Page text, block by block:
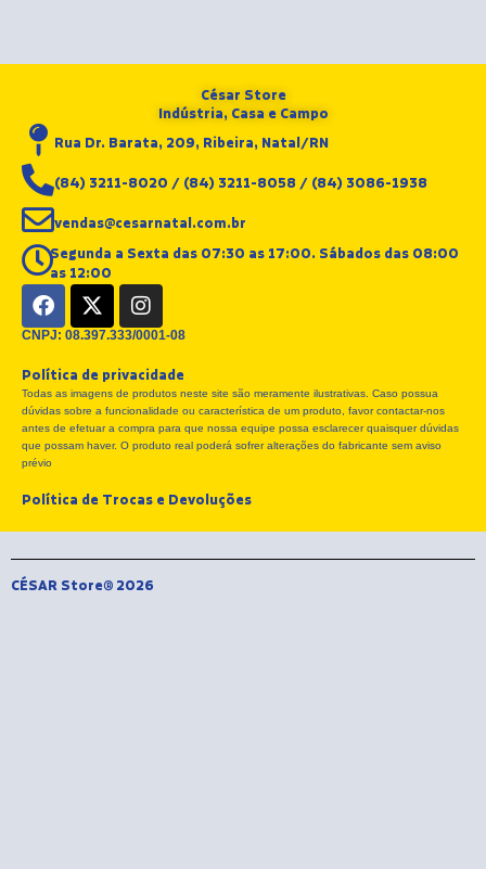
César Store
Indústria, Casa e Campo
Rua Dr. Barata, 209, Ribeira, Natal/RN
(84) 3211-8020 / (84) 3211-8058 / (84) 3086-1938
vendas@cesarnatal.com.br
Segunda a Sexta das 07:30 as 17:00. Sábados das 08:00
as 12:00
F
a
c
b
o
o
k
X
-
t
i
t
t
e
I
n
s
a
g
r
a
CNPJ: 08.397.333/0001-08
Política de privacidade
Todas as imagens de produtos neste site são meramente ilustrativas. Caso possua
dúvidas sobre a funcionalidade ou característica de um produto, favor contactar-nos
antes de efetuar a compra para que nossa equipe possa esclarecer quaisquer dúvidas
que possam haver. O produto real poderá sofrer alterações do fabricante sem aviso
prévio
Política de Trocas e Devoluções
CÉSAR Store® 2026